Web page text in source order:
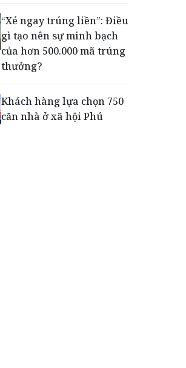
lập nghiệp của người trẻ
toàn cầu
“Xé ngay trúng liền”: Điều
gì tạo nên sự minh bạch
của hơn 500.000 mã trúng
thưởng?
Khách hàng lựa chọn 750
căn nhà ở xã hội Phú